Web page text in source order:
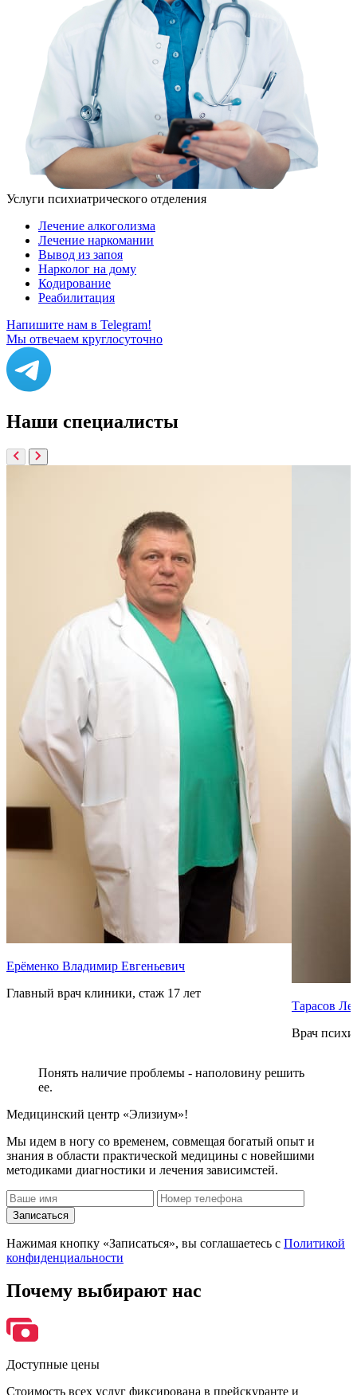
Услуги психиатрического отделения
Лечение алкоголизма
Лечение наркомании
Вывод из запоя
Нарколог на дому
Кодирование
Реабилитация
Напишите нам в Telegram!
Мы отвечаем круглосуточно
Наши специалисты
Ерёменко Владимир Евгеньевич
Главный врач клиники, стаж 17 лет
Тарасов
Врач
Понять наличие проблемы - наполовину решить
ее.
Медицинский центр «Элизиум»!
Мы идем в ногу со временем, совмещая богатый опыт и
знания в области практической медицины с новейшими
методиками диагностики и лечения зависимстей.
Записаться
Нажимая кнопку «Записаться», вы соглашаетесь с Политикой
конфиденциальности
Почему выбирают нас
Доступные цены
Стоимость всех услуг фиксирована в прейскуранте и